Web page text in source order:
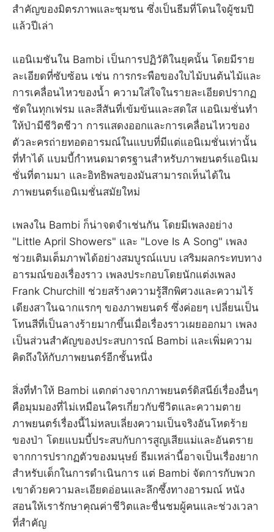
สำคัญของมิตรภาพและชุมชน ซึ่งเป็นธีมที่โดนใจผู้ชมปี
แล้วปีเล่า
แอนิเมชันใน Bambi เป็นการปฏิวัติในยุคนั้น โดยมีราย
ละเอียดที่ซับซ้อน เช่น การกระพือของใบไม้บนต้นไม้และ
การเคลื่อนไหวของน้ำ ความใส่ใจในรายละเอียดปรากฏ
ชัดในทุกเฟรม และสีสันที่เข้มข้นและสดใส แอนิเมชั่นทำ
ให้ป่ามีชีวิตชีวา การแสดงออกและการเคลื่อนไหวของ
ตัวละครถ่ายทอดอารมณ์ในแบบที่มีแต่แอนิเมชั่นเท่านั้น
ที่ทำได้ แบมบี้กำหนดมาตรฐานสำหรับภาพยนตร์แอนิเม
ชั่นที่ตามมา และอิทธิพลของมันสามารถเห็นได้ใน
ภาพยนตร์แอนิเมชั่นสมัยใหม่
เพลงใน Bambi ก็น่าจดจำเช่นกัน โดยมีเพลงอย่าง
"Little April Showers" และ "Love Is A Song" เพลง
ช่วยเติมเต็มภาพได้อย่างสมบูรณ์แบบ เสริมผลกระทบทาง
อารมณ์ของเรื่องราว เพลงประกอบโดยนักแต่งเพลง
Frank Churchill ช่วยสร้างความรู้สึกพิศวงและความไร้
เดียงสาในฉากแรกๆ ของภาพยนตร์ ซึ่งค่อยๆ เปลี่ยนเป็น
โทนสีที่เป็นลางร้ายมากขึ้นเมื่อเรื่องราวเผยออกมา เพลง
เป็นส่วนสำคัญของประสบการณ์ Bambi และเพิ่มความ
คิดถึงให้กับภาพยนตร์อีกชั้นหนึ่ง
สิ่งที่ทำให้ Bambi แตกต่างจากภาพยนตร์ดิสนีย์เรื่องอื่นๆ
คือมุมมองที่ไม่เหมือนใครเกี่ยวกับชีวิตและความตาย
ภาพยนตร์เรื่องนี้ไม่หลบเลี่ยงความเป็นจริงอันโหดร้าย
ของป่า โดยแบมบี้ประสบกับการสูญเสียแม่และอันตราย
จากการปรากฏตัวของมนุษย์ ธีมเหล่านี้อาจเป็นเรื่องยาก
สำหรับเด็กในการดำเนินการ แต่ Bambi จัดการกับพวก
เขาด้วยความละเอียดอ่อนและลึกซึ้งทางอารมณ์ หนัง
สอนให้เรารักษาคุณค่าชีวิตและชื่นชมผู้คนและช่วงเวลา
ที่สำคัญ